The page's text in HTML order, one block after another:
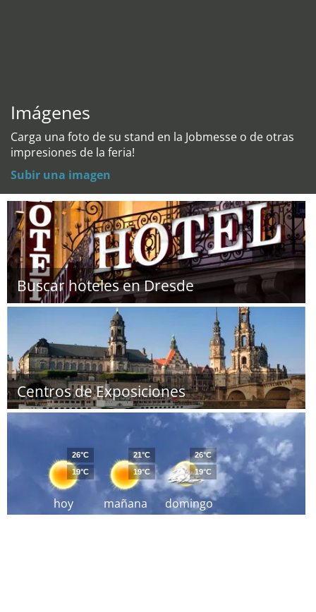
Imágenes
Carga una foto de su stand en la Jobmesse o de otras
impresiones de la feria!
Subir una imagen
Buscar hoteles en Dresde
Centros de Exposiciones
hoy
26°C
19°C
mañana
21°C
19°C
domingo
26°C
19°C